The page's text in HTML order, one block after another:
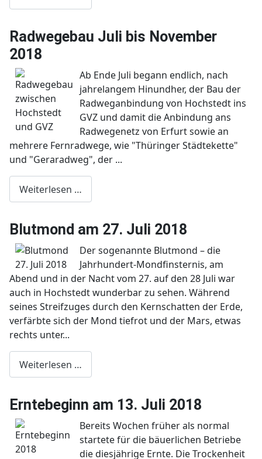
Radwegebau Juli bis November
2018
Ab Ende Juli begann endlich, nach
jahrelangem Hinundher, der Bau der
Radweganbindung von Hochstedt ins
GVZ und damit die Anbindung ans
Radwegenetz von Erfurt sowie an
mehrere Fernradwege, wie "Thüringer Städtekette"
und "Geraradweg", der ...
Weiterlesen …
Blutmond am 27. Juli 2018
Der sogenannte Blutmond – die
Jahrhundert-Mondfinsternis, am
Abend und in der Nacht vom 27. auf den 28 Juli war
auch in Hochstedt wunderbar zu sehen. Während
seines Streifzuges durch den Kernschatten der Erde,
verfärbte sich der Mond tiefrot und der Mars, etwas
rechts unter...
Weiterlesen …
Erntebeginn am 13. Juli 2018
Bereits Wochen früher als normal
startete für die bäuerlichen Betriebe
die diesjährige Ernte. Die Trockenheit